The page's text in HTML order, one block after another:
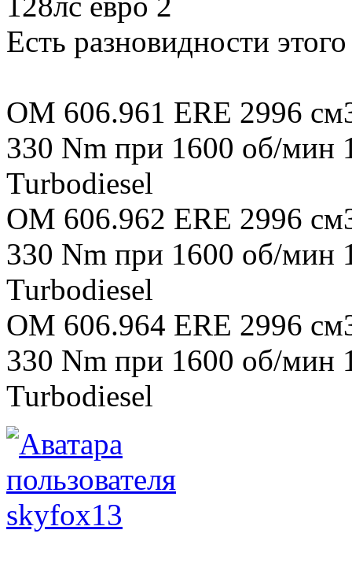
Есть разновидности
OM 606.961 ERE 2996
330 Nm при 1600 об/мин
Turbodiesel
OM 606.962 ERE 2996
330 Nm при 1600 об/мин
Turbodiesel
OM 606.964 ERE 2996
330 Nm при 1600 об/мин
Turbodiesel
skyfox13